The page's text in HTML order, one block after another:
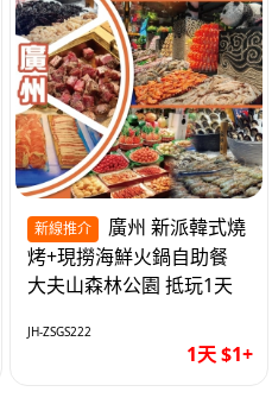
新線推介
烤+現撈海鮮火鍋自助餐
大夫山森林公園 抵玩1天
JH-ZSGS222
1天 $1+